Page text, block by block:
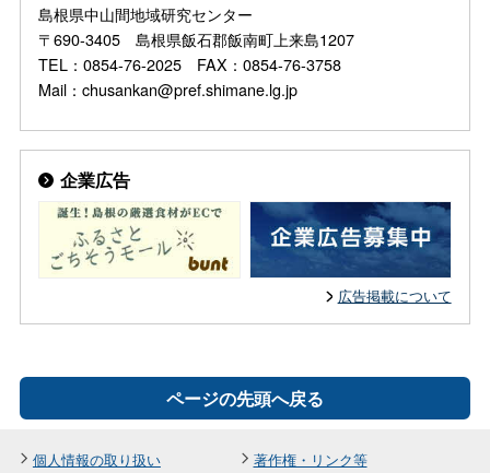
島根県中山間地域研究センター
〒690-3405 島根県飯石郡飯南町上来島1207
TEL：0854-76-2025 FAX：0854-76-3758
Mail：chusankan@pref.shimane.lg.jp
企業広告
広告掲載について
ページの先頭へ戻る
個人情報の取り扱い 著作権・リンク等